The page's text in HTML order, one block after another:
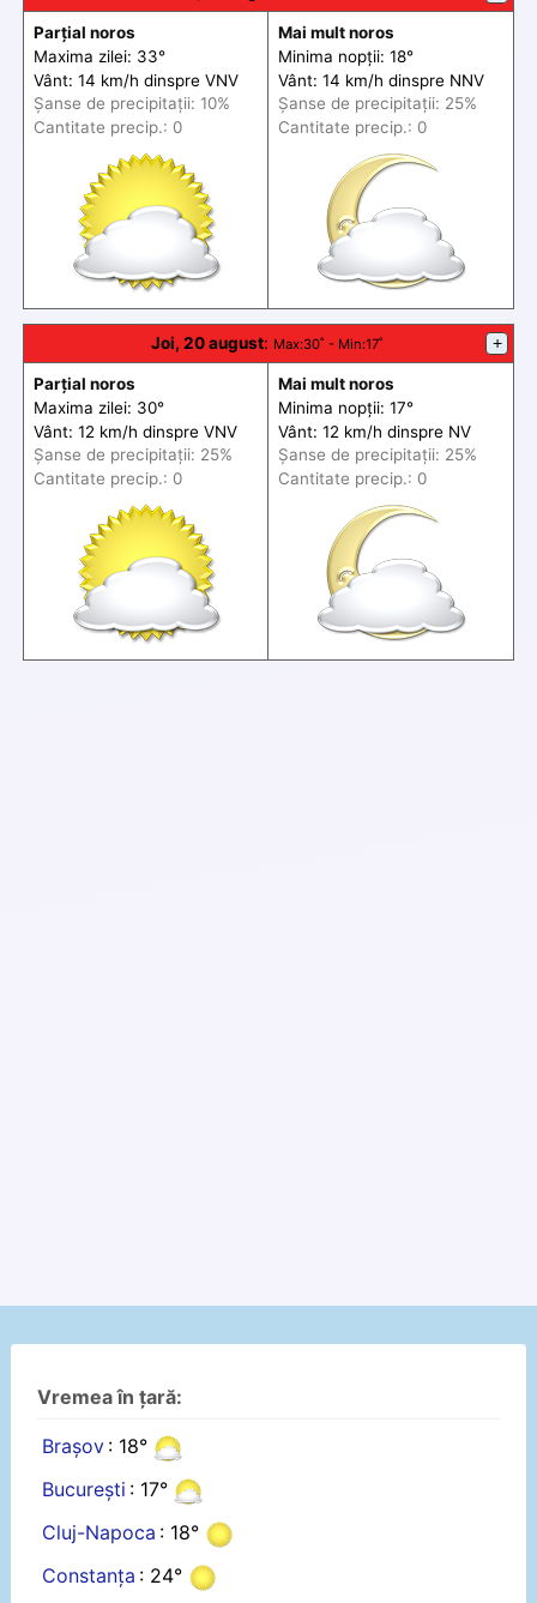
Parțial noros
Maxima zilei: 33°
Vânt: 14 km/h dinspre VNV
Șanse de precipitații: 10%
Cantitate precip.: 0
Mai mult noros
Minima nopții: 18°
Vânt: 14 km/h dinspre NNV
Șanse de precipitații: 25%
Cantitate precip.: 0
Joi, 20 august: Max:30˚ - Min:17˚ +
Parțial noros
Maxima zilei: 30°
Vânt: 12 km/h dinspre VNV
Șanse de precipitații: 25%
Cantitate precip.: 0
Mai mult noros
Minima nopții: 17°
Vânt: 12 km/h dinspre NV
Șanse de precipitații: 25%
Cantitate precip.: 0
Vremea în țară:
Brașov : 18°
București : 17°
Cluj-Napoca : 18°
Constanța : 24°